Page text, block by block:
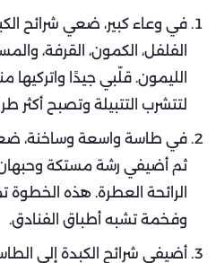
في وعاء كبير، ضعي شرائح
الفلفل، الكمون، القرفة،
لتتشرب التتبيلة وتصبح أكثر
في طاسة واسعة وساخنة،
ثم أضيفي رشة مستكة
الرائحة العطرة. هذه الخطوة
وفخمة تشبه أطباق الفنادق.
أضيفي شرائح الكبدة إلى